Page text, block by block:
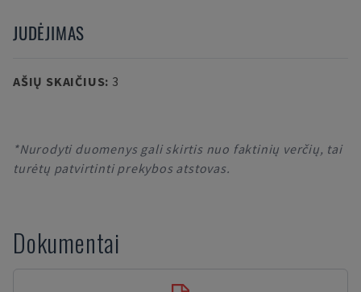
JUDĖJIMAS
AŠIŲ SKAIČIUS: 3
*Nurodyti duomenys gali skirtis nuo faktinių verčių, tai
turėtų patvirtinti prekybos atstovas.
Dokumentai